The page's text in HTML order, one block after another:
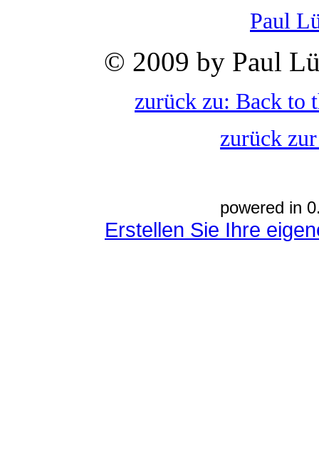
Paul
© 2009 by Paul
zurück zu: Back to
zurück
powered in
Erstellen Sie Ihre